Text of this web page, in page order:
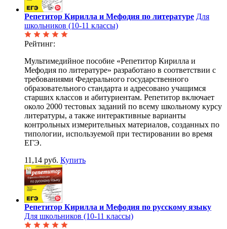
Репетитор Кирилла и Мефодия по литературе Для
школьников (10-11 классы)
Рейтинг:
Мультимедийное пособие «Репетитор Кирилла и
Мефодия по литературе» разработано в соответствии с
требованиями Федерального государственного
образовательного стандарта и адресовано учащимся
старших классов и абитуриентам. Репетитор включает
около 2000 тестовых заданий по всему школьному курсу
литературы, а также интерактивные варианты
контрольных измерительных материалов, созданных по
типологии, используемой при тестировании во время
ЕГЭ.
11,14 руб. Купить
Репетитор Кирилла и Мефодия по русскому языку
Для школьников (10-11 классы)